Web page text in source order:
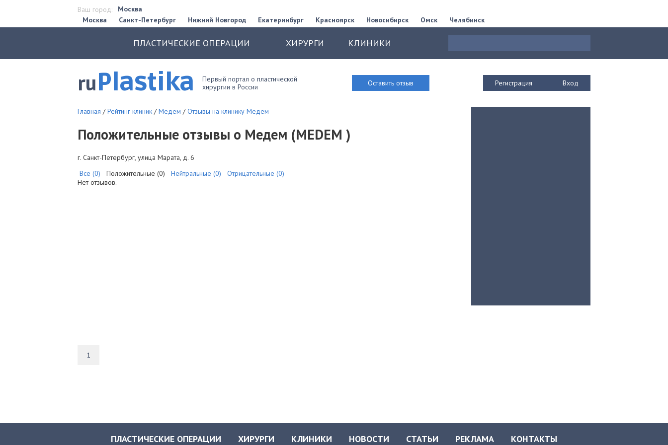
Ваш город:
Москва
Москва
Санкт-Петербург Нижний Новгород Екатеринбург Красноярск Новосибирск Омск Челябинск
ПЛАСТИЧЕСКИЕ ОПЕРАЦИИ ХИРУРГИ КЛИНИКИ
ruPlastika
Первый портал о пластической
хирургии в России
Оставить отзыв Регистрация Вход
Главная / Рейтинг клиник / Медем / Отзывы на клинику Медем
Положительные отзывы о Медем (MEDEM )
г. Санкт-Петербург, улица Марата, д. 6
Все (0) Положительные (0) Нейтральные (0)
Отрицательные (0)
Нет отзывов.
1
ПЛАСТИЧЕСКИЕ ОПЕРАЦИИ ХИРУРГИ КЛИНИКИ НОВОСТИ СТАТЬИ РЕКЛАМА КОНТАКТЫ